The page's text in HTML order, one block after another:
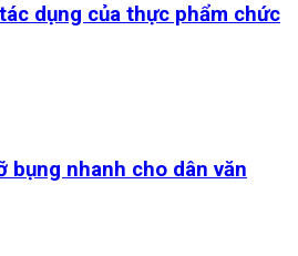
dụng của thực phẩm chức
bụng nhanh cho dân văn